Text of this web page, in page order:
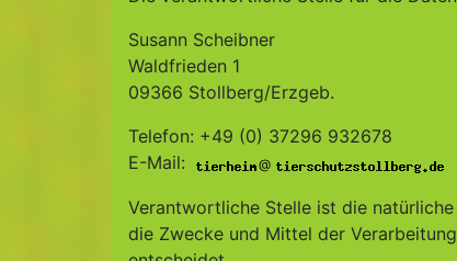
Susann Scheibner
Waldfrieden 1
09366 Stollberg/Erzgeb.
Telefon: +49 (0) 37296 932678
E-Mail:
@
Verantwortliche Stelle ist die
die Zwecke und Mittel der